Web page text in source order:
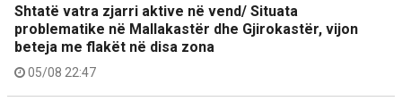
Shtatë vatra zjarri aktive në vend/ Situata
problematike në Mallakastër dhe Gjirokastër, vijon
beteja me flakët në disa zona
05/08 22:47